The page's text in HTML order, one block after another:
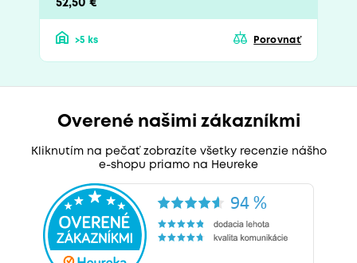
52,50 €
>5 ks Porovnať
Overené našimi zákazníkmi
Kliknutím na pečať zobrazíte všetky recenzie nášho
e-shopu priamo na Heureke